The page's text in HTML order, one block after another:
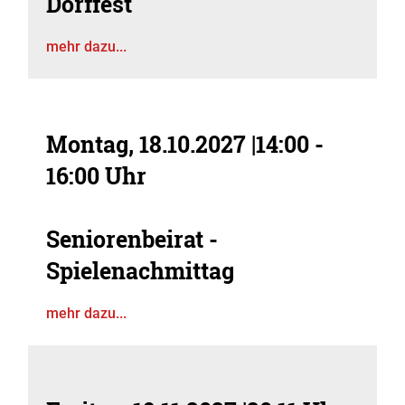
mehr dazu...
Montag, 18.10.2027 |14:00 -
16:00 Uhr
Seniorenbeirat -
Spielenachmittag
mehr dazu...